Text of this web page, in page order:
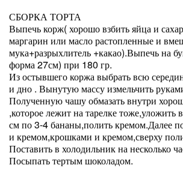
СБОРКА ТОРТА
Выпечь корж( хорошо взбить яйца и
маргарин или масло растопленные и
мука+разрыхлитель +какао).Выпечь на
форма 27см) при 180 гр.
Из остывшего коржа выбрать всю
и дно . Вынутую массу измельчить
Полученную чашу обмазать внутри
,которое лежит на тарелке тоже,уложить
см по 3-4 бананы,полить кремом.Далее
и кремом,крошками и кремом,сверху
Поставить в холодильник на несколько
Посыпать тертым шоколадом.